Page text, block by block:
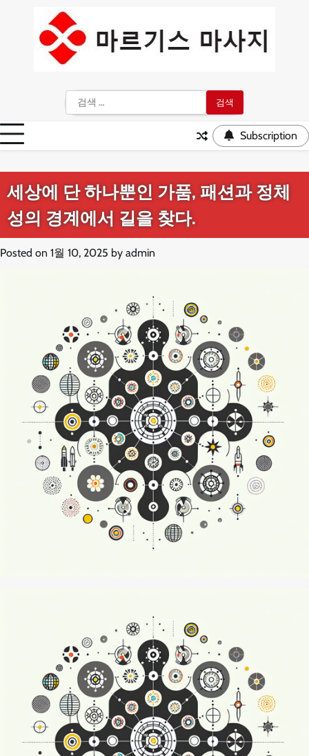
색:
Subscription
세상에 단 하나뿐인 가품, 패션과 정체
성의 경계에서 길을 찾다.
Posted on 1월 10, 2025 by admin